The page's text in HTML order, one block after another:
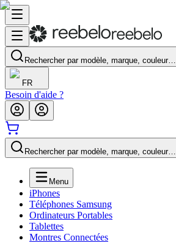
Rechercher par modèle, marque, couleur…
FR
Besoin d'aide ?
Rechercher par modèle, marque, couleur…
Menu
iPhones
Téléphones Samsung
Ordinateurs Portables
Tablettes
Montres Connectées